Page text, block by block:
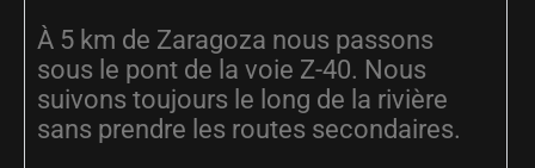
À 5 km de Zaragoza nous passons
sous le pont de la voie Z-40. Nous
suivons toujours le long de la rivière
sans prendre les routes secondaires.